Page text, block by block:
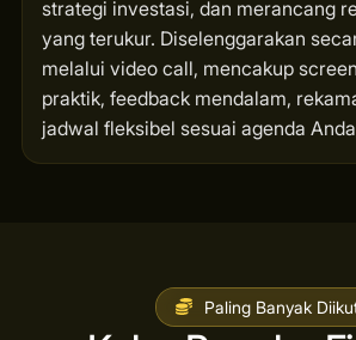
strategi investasi, dan merancang
yang terukur. Diselenggarakan
melalui video call, mencakup
praktik, feedback mendalam,
jadwal fleksibel sesuai agenda
Paling Banyak